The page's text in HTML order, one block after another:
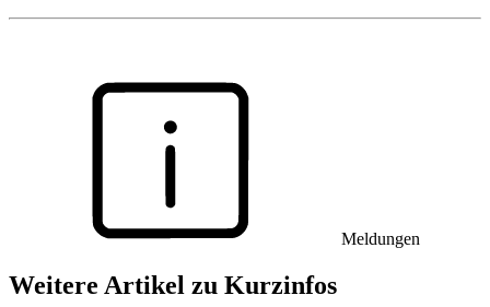
Meldungen
Weitere Artikel zu Kurzinfos